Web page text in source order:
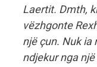
Laertit. Dmth,
vëzhgonte
një çun. Nuk ia
ndjekur nga